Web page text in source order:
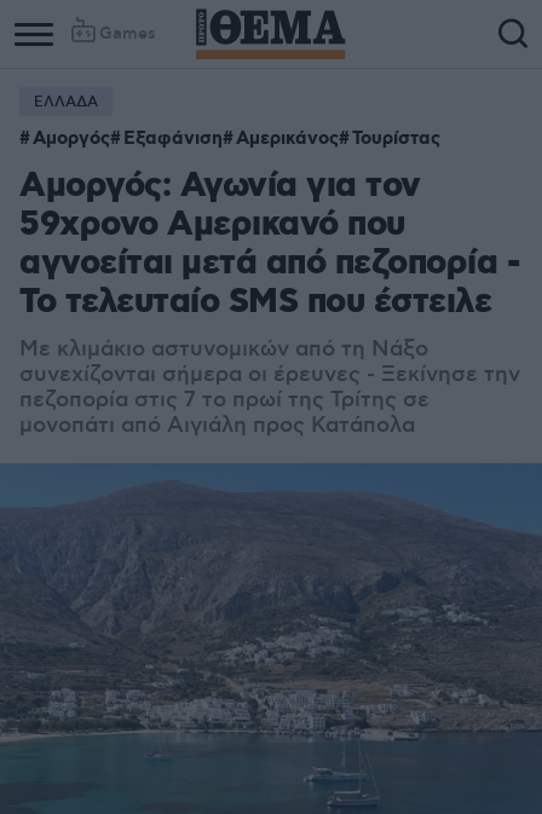
Games
ΕΛΛΑΔΑ
Αμοργός Εξαφάνιση Αμερικάνος Τουρίστας
Αμοργός: Αγωνία για τον
59χρονο Αμερικανό που
αγνοείται μετά από πεζοπορία -
Το τελευταίο SMS που έστειλε
Με κλιμάκιο αστυνομικών από τη Νάξο
συνεχίζονται σήμερα οι έρευνες - Ξεκίνησε την
πεζοπορία στις 7 το πρωί της Τρίτης σε
μονοπάτι από Αιγιάλη προς Κατάπολα